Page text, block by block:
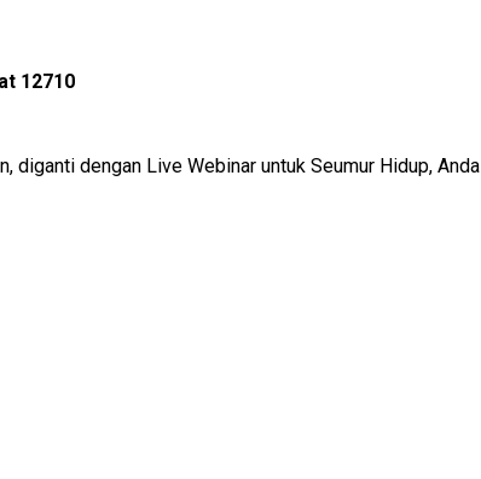
12710
dengan Live Webinar untuk Seumur Hidup,